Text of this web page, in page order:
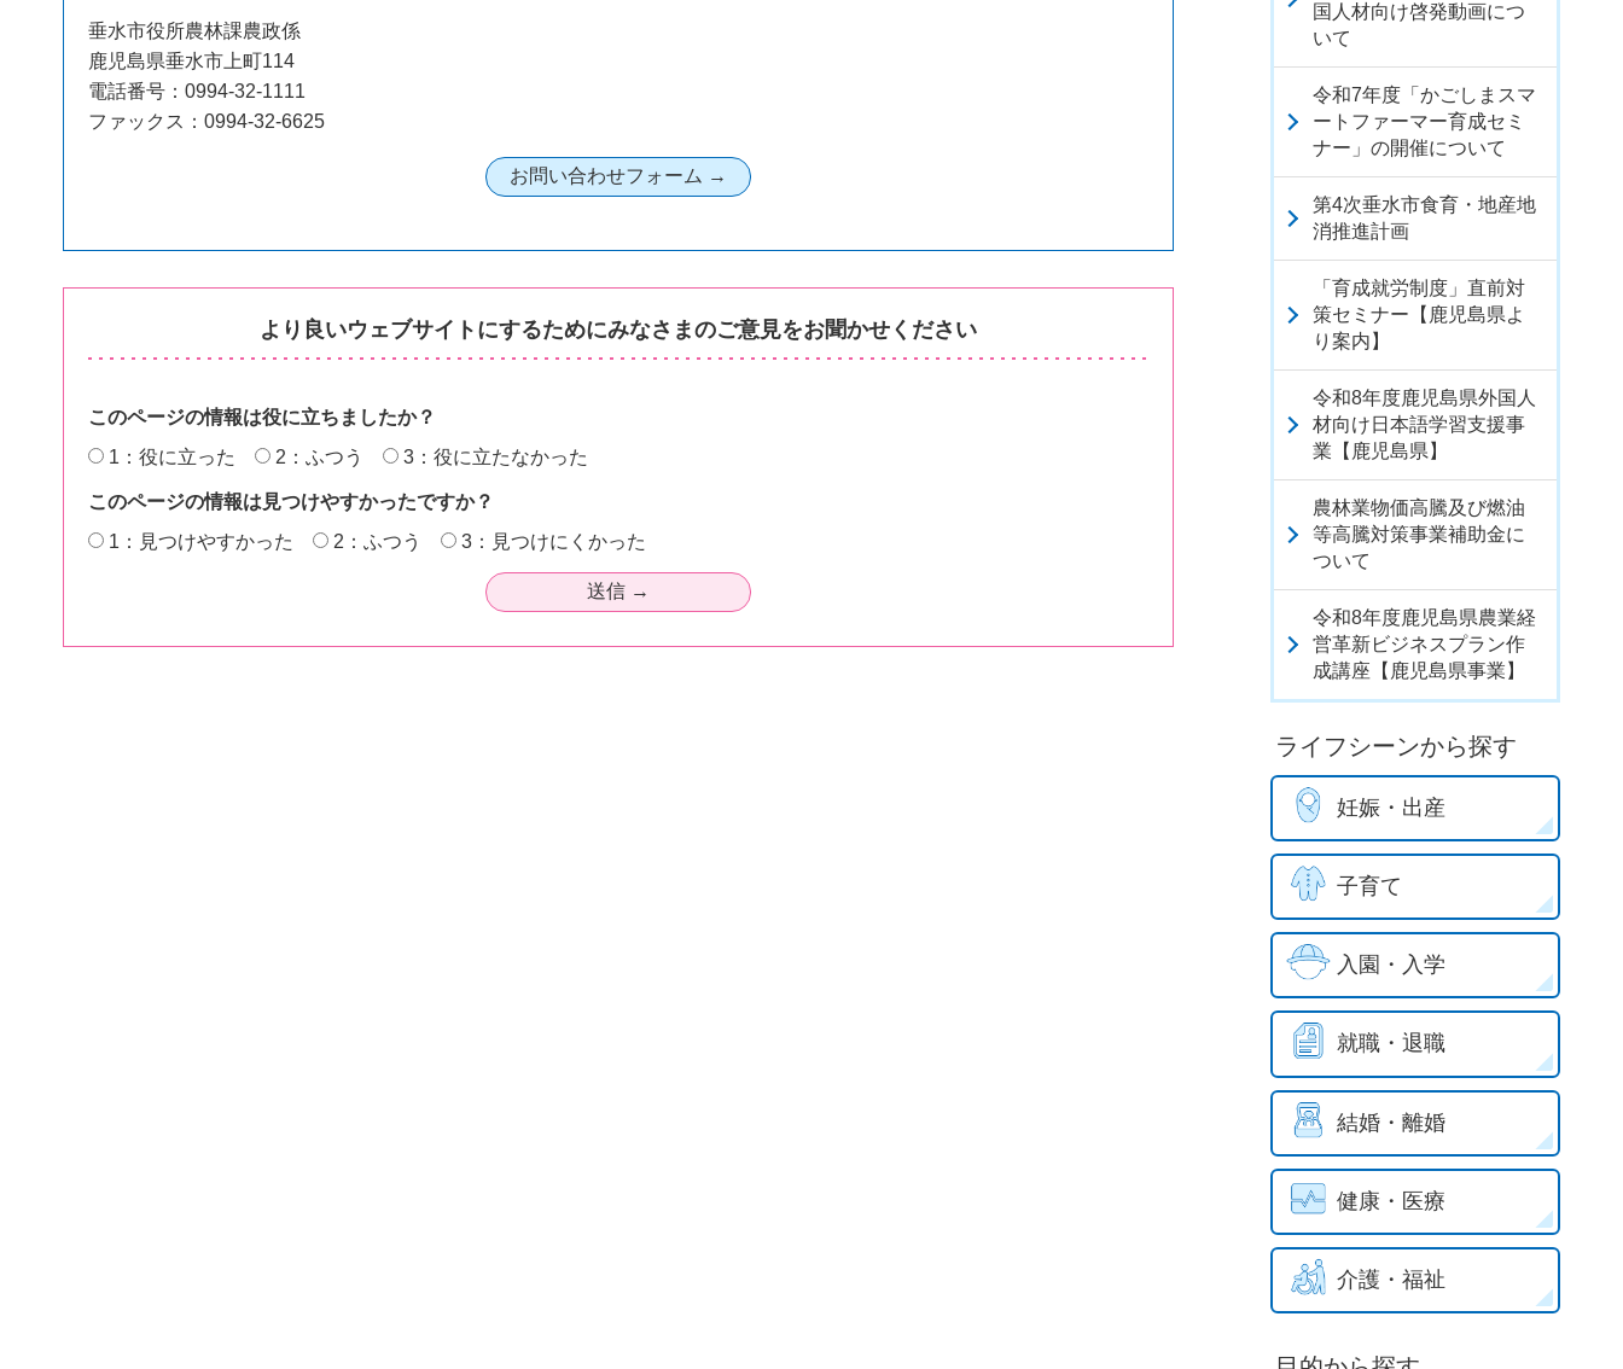
垂水市役所農林課農政係
鹿児島県垂水市上町114
電話番号：0994-32-1111
ファックス：0994-32-6625
より良いウェブサイトにするためにみなさまのご意見をお聞かせください
このページの情報は役に立ちましたか？
1：役に立った
2：ふつう 3：役に立たなかった
このページの情報は見つけやすかったですか？
1：見つけやすかった
2：ふつう 3：見つけにくかった
国人材向け啓発動画につ
いて
令和7年度「かごしまスマ
ートファーマー育成セミ
ナー」の開催について
第4次垂水市食育・地産地
消推進計画
「育成就労制度」直前対
策セミナー【鹿児島県よ
り案内】
令和8年度鹿児島県外国人
材向け日本語学習支援事
業【鹿児島県】
農林業物価高騰及び燃油
等高騰対策事業補助金に
ついて
令和8年度鹿児島県農業経
営革新ビジネスプラン作
成講座【鹿児島県事業】
ライフシーンから探す
妊娠・出産
子育て
入園・入学
就職・退職
結婚・離婚
健康・医療
介護・福祉